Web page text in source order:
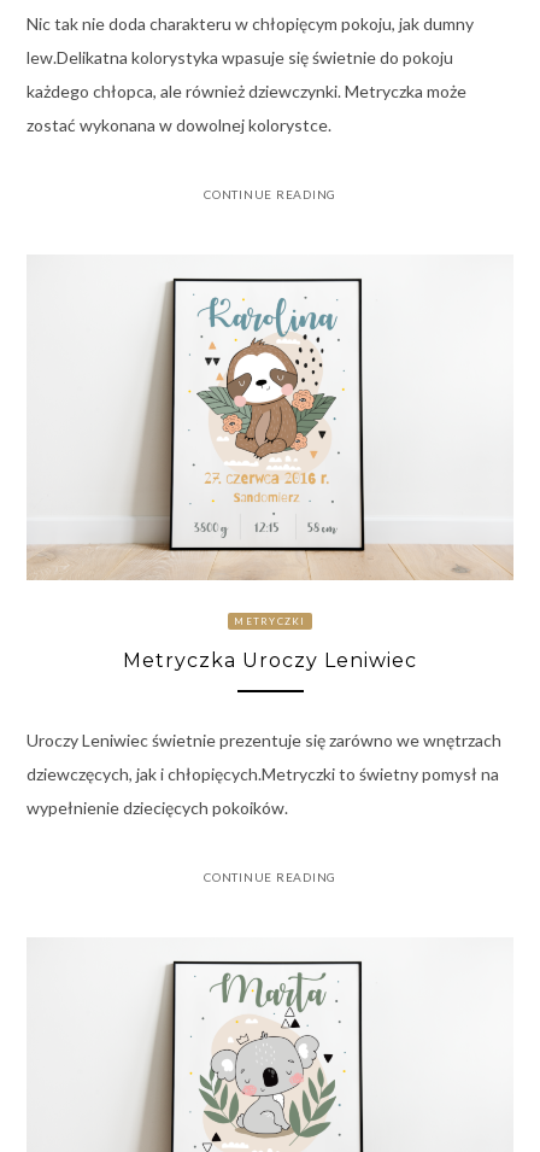
Nic tak nie doda charakteru w chłopięcym pokoju, jak dumny
lew.Delikatna kolorystyka wpasuje się świetnie do pokoju
każdego chłopca, ale również dziewczynki. Metryczka może
zostać wykonana w dowolnej kolorystce.
CONTINUE READING
METRYCZKI
Metryczka Uroczy Leniwiec
Uroczy Leniwiec świetnie prezentuje się zarówno we wnętrzach
dziewczęcych, jak i chłopięcych.Metryczki to świetny pomysł na
wypełnienie dziecięcych pokoików.
CONTINUE READING